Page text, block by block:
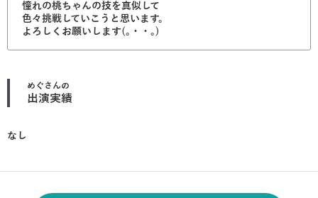
憧れの桃ちゃんの技を真似して
色々挑戦していこうと思います。
よろしくお願いします(｡・・｡)
めぐ さんの
出演実績
なし